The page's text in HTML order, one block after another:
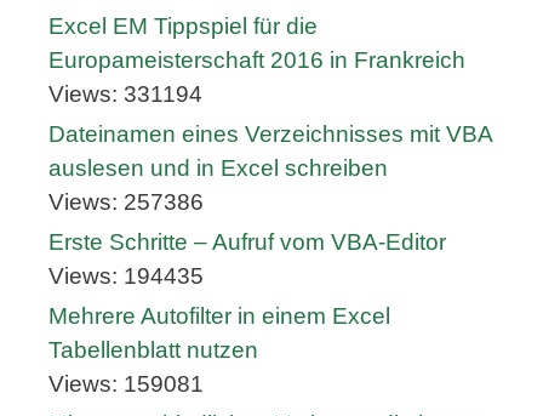
Excel EM Tippspiel für die
Europameisterschaft 2016 in Frankreich
Views: 331194
Dateinamen eines Verzeichnisses mit VBA
auslesen und in Excel schreiben
Views: 257386
Erste Schritte – Aufruf vom VBA-Editor
Views: 194435
Mehrere Autofilter in einem Excel
Tabellenblatt nutzen
Views: 159081